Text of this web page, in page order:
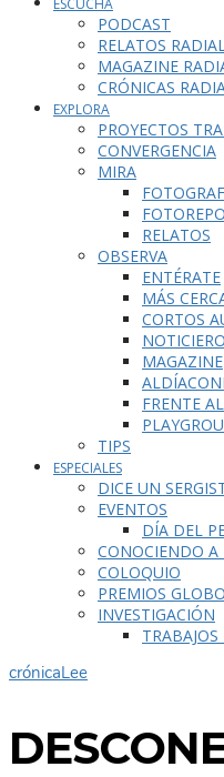
ESCUCHA
PODCAST
RELATOS
MAGAZINE
CRÓNICAS
EXPLORA
PROYECTOS
CONVERGENCIA
MIRA
RELATOS
OBSERVA
ENTÉRATE
MÁS
CORTOS
MAGAZINE
FRENTE
TIPS
ESPECIALES
DICE UN
EVENTOS
DÍA DEL
CONOCIENDO A
COLOQUIO
PREMIOS GLOBO
INVESTIGACIÓN
crónicaLee